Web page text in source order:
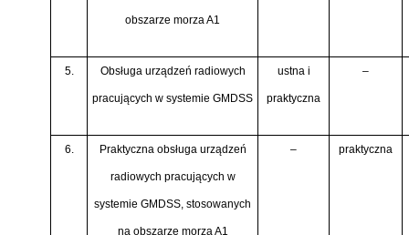
obszarze morza A1
5. Obsługa urządzeń radiowych
pracujących w systemie GMDSS
ustna i
praktyczna
–
6. Praktyczna obsługa urządzeń
radiowych pracujących w
systemie GMDSS, stosowanych
na obszarze morza A1
– praktyczna